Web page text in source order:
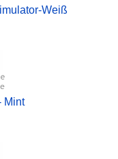
Weiß
Mint